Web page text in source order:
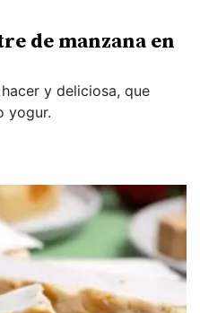
de manzana en
y deliciosa, que
yogur.